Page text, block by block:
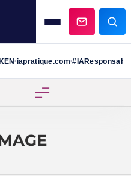
•iapratique.com•#IAResponsable